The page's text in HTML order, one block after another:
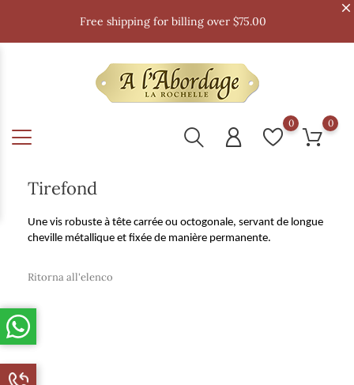
Free shipping for billing over $75.00
0 0
Tirefond
Une vis robuste à tête carrée ou octogonale, servant de longue
cheville métallique et fixée de manière permanente.
Ritorna all'elenco